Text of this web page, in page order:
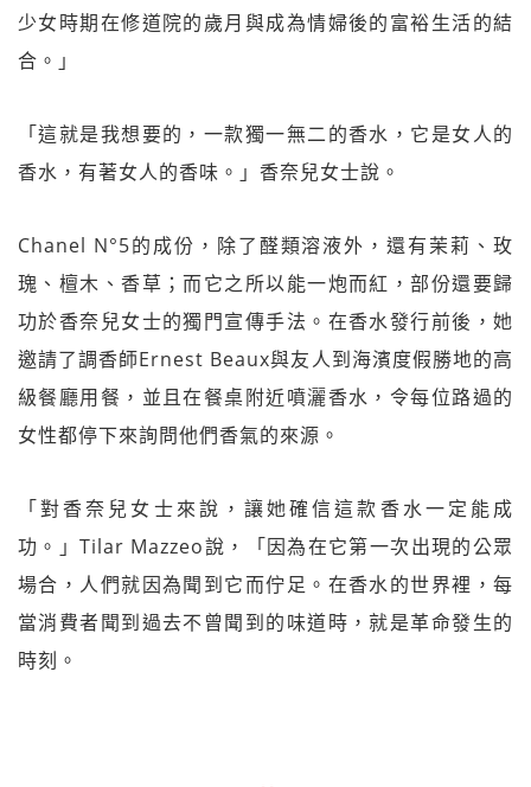
少女時期在修道院的歲月與成為情婦後的富裕生活的結
合。」
「這就是我想要的，一款獨一無二的香水，它是女人的
香水，有著女人的香味。」香奈兒女士說。
Chanel N°5的成份，除了醛類溶液外，還有茉莉、玫
瑰、檀木、香草；而它之所以能一炮而紅，部份還要歸
功於香奈兒女士的獨門宣傳手法。在香水發行前後，她
邀請了調香師Ernest Beaux與友人到海濱度假勝地的高
級餐廳用餐，並且在餐桌附近噴灑香水，令每位路過的
女性都停下來詢問他們香氣的來源。
「對香奈兒女士來說，讓她確信這款香水一定能成
功。」Tilar Mazzeo說，「因為在它第一次出現的公眾
場合，人們就因為聞到它而佇足。在香水的世界裡，每
當消費者聞到過去不曾聞到的味道時，就是革命發生的
時刻。